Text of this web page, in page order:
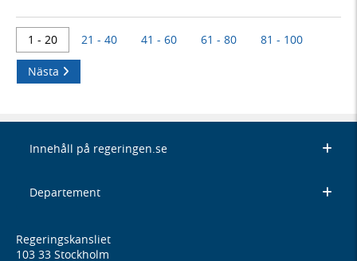
1 - 20 21 - 40 41 - 60 61 - 80 81 - 100
Nästa
Innehåll på regeringen.se
Departement
Regeringskansliet
103 33 Stockholm